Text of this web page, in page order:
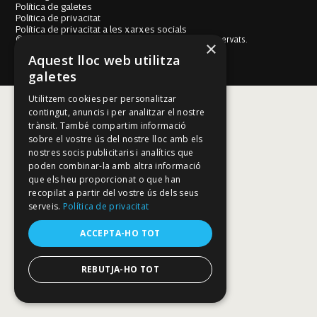
Política de galetes
Política de privacitat
Política de privacitat a les xarxes socials
© Fundació Mallorca Literària 2026. Tots els drets reservats.
Disseny i desenvolupament web BESTALDE STUDIO
×
Aquest lloc web utilitza
galetes
Utilitzem cookies per personalitzar
contingut, anuncis i per analitzar el nostre
trànsit. També compartim informació
sobre el vostre ús del nostre lloc amb els
nostres socis publicitaris i analítics que
poden combinar-la amb altra informació
que els heu proporcionat o que han
recopilat a partir del vostre ús dels seus
serveis. Política de privacitat
ACCEPTA-HO TOT
REBUTJA-HO TOT